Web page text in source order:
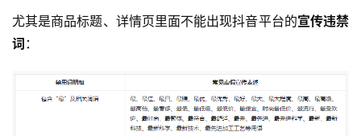
尤其是商品标题、详情页里面不能出现抖音平台的宣传违禁
词 ：